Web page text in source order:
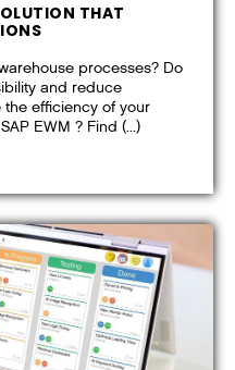
THAT
processes? Do
and reduce
the efficiency of your
EWM ? Find (...)